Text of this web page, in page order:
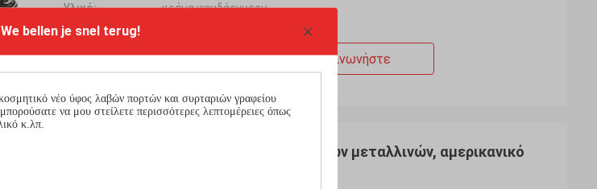
We bellen je snel terug!
Υλικό:
κράμα ψευδάργυρου
Καλύτερη Τιμή Επικοινωνήστε
Μαύρες λαβές υλικού γραφείου κουζινών μεταλλινών, αμερικανικό